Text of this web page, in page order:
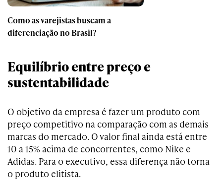
Como as varejistas buscam a
diferenciação no Brasil?
Equilíbrio entre preço e
sustentabilidade
O objetivo da empresa é fazer um produto com
preço competitivo na comparação com as demais
marcas do mercado. O valor final ainda está entre
10 a 15% acima de concorrentes, como Nike e
Adidas. Para o executivo, essa diferença não torna
o produto elitista.